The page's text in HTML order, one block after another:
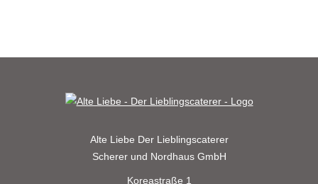
Alte Liebe Der Lieblingscaterer
Scherer und Nordhaus GmbH
Koreastraße 1